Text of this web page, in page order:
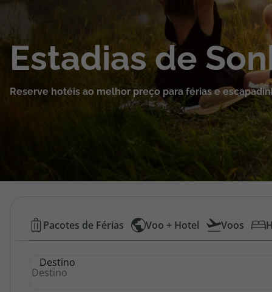
Cruzeiros
Promoções
Área de Cliente
Estadias de
Reserve hotéis ao melhor preço para férias e
Hotéis
Baratos
Pacotes de Férias Voo + Hotel Voos
Destino